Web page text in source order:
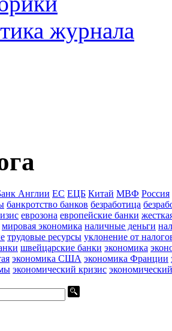
журнала
Англии ЕС ЕЦБ Китай МВФ Россия
банкротство банков безработица
еврозона европейские банки
мировая экономика наличные деньги
трудовые ресурсы уклонение от
швейцарские банки экономика
экономика США экономика Франции
экономический кризис